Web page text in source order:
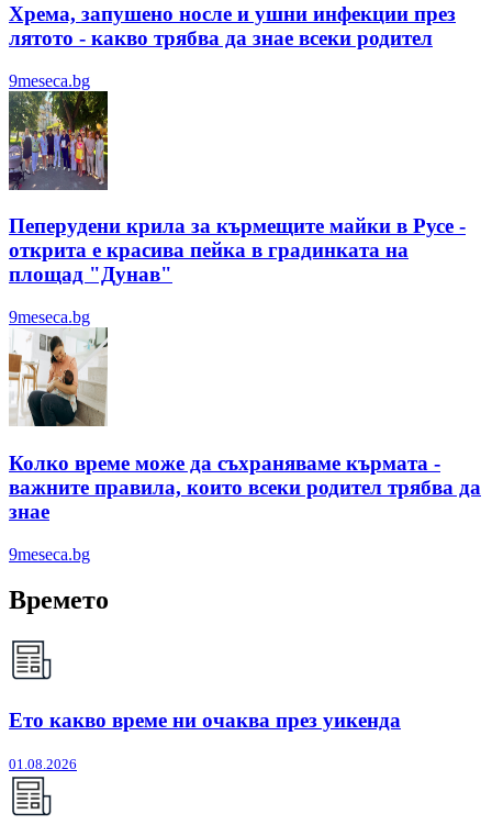
Хрема, запушено носле и ушни инфекции през
лятотo - какво трябва да знае всеки родител
9meseca.bg
Пеперудени крила за кърмещите майки в Русе -
открита е красива пейка в градинката на
площад "Дунав"
9meseca.bg
Колко време може да съхраняваме кърмата -
важните правила, които всеки родител трябва да
знае
9meseca.bg
Времето
Ето какво време ни очаква през уикенда
01.08.2026